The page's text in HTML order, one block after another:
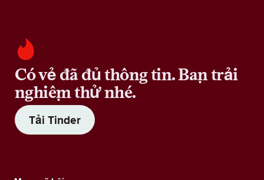
Có vẻ đã đủ thông tin. Bạn trải
nghiệm thử nhé.
Tải Tinder